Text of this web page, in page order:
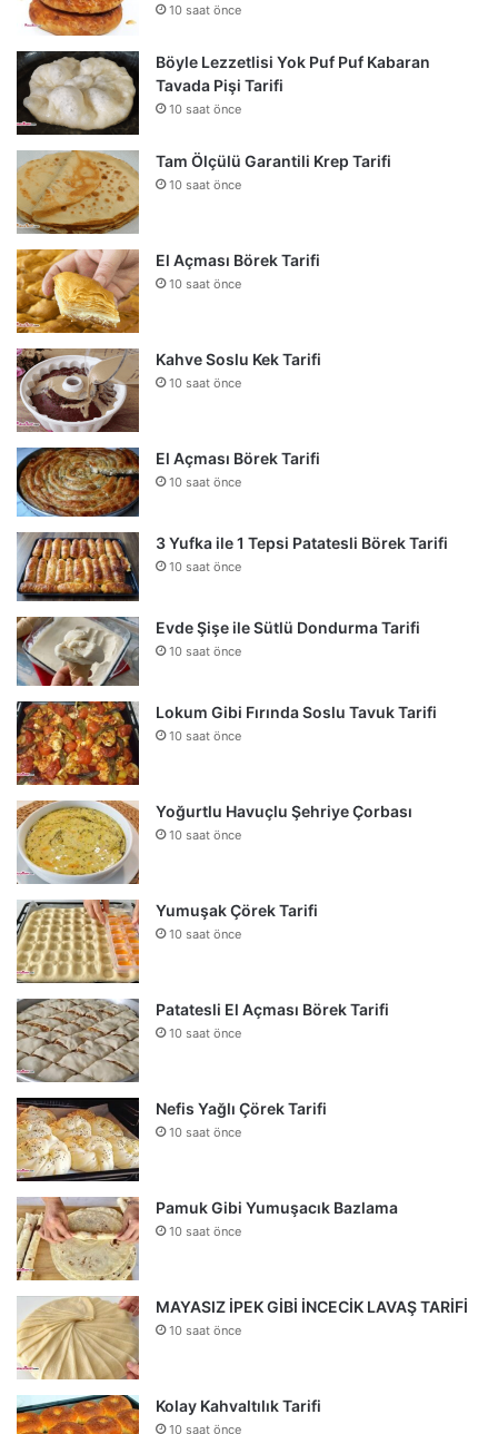
10 saat önce
Böyle Lezzetlisi Yok Puf Puf Kabaran
Tavada Pişi Tarifi
10 saat önce
Tam Ölçülü Garantili Krep Tarifi
10 saat önce
El Açması Börek Tarifi
10 saat önce
Kahve Soslu Kek Tarifi
10 saat önce
El Açması Börek Tarifi
10 saat önce
3 Yufka ile 1 Tepsi Patatesli Börek Tarifi
10 saat önce
Evde Şişe ile Sütlü Dondurma Tarifi
10 saat önce
Lokum Gibi Fırında Soslu Tavuk Tarifi
10 saat önce
Yoğurtlu Havuçlu Şehriye Çorbası
10 saat önce
Yumuşak Çörek Tarifi
10 saat önce
Patatesli El Açması Börek Tarifi
10 saat önce
Nefis Yağlı Çörek Tarifi
10 saat önce
Pamuk Gibi Yumuşacık Bazlama
10 saat önce
MAYASIZ İPEK GİBİ İNCECİK LAVAŞ TARİFİ
10 saat önce
Kolay Kahvaltılık Tarifi
10 saat önce